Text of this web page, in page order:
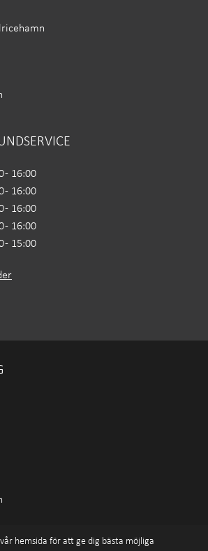
- 16:00
- 16:00
- 16:00
- 16:00
- 15:00
hemsida för att ge dig bästa möjliga